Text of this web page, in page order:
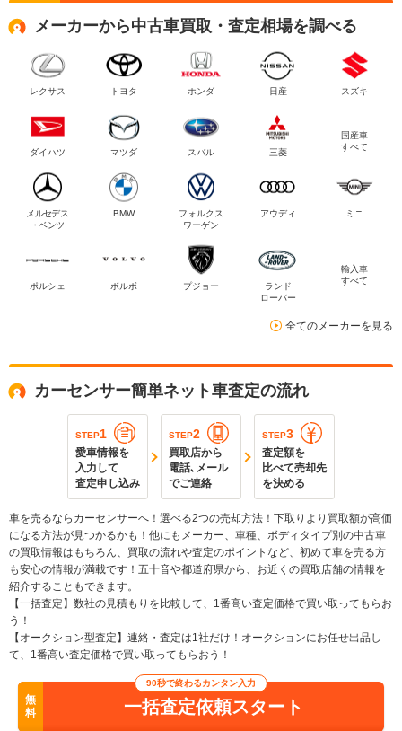
メーカーから中古車買取・査定相場を調べる
レクサス トヨタ ホンダ 日産 スズキ
ダイハツ マツダ スバル 三菱
国産車
すべて
メルセデス
・ベンツ
BMW
フォルクス
ワーゲン
アウディ ミニ
ポルシェ ボルボ プジョー
ランド
ローバー
輸入車
すべて
全てのメーカーを見る
カーセンサー簡単ネット車査定の流れ
STEP1
愛車情報を
入力して
査定申し込み
STEP2
買取店から
電話､メール
でご連絡
STEP3
査定額を
比べて売却先
を決める
車を売るならカーセンサーへ！選べる2つの売却方法！下取りより買取額が高価
になる方法が見つかるかも！他にもメーカー、車種、ボディタイプ別の中古車
の買取情報はもちろん、買取の流れや査定のポイントなど、初めて車を売る方
も安心の情報が満載です！五十音や都道府県から、お近くの買取店舗の情報を
紹介することもできます。
【一括査定】数社の見積もりを比較して、1番高い査定価格で買い取ってもらお
う！
【オークション型査定】連絡・査定は1社だけ！オークションにお任せ出品し
て、1番高い査定価格で買い取ってもらおう！
無
料
90秒で終わるカンタン入力
一括査定依頼スタート